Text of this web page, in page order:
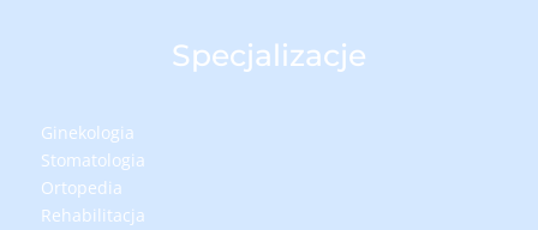
Specjalizacje
Ginekologia
Stomatologia
Ortopedia
Rehabilitacja